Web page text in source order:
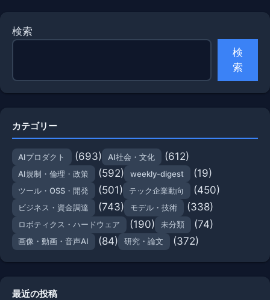
検索
検
索
カテゴリー
AIプロダクト (693) AI社会・文化 (612)
AI規制・倫理・政策 (592) weekly-digest (19)
ツール・OSS・開発 (501) テック企業動向 (450)
ビジネス・資金調達 (743) モデル・技術 (338)
ロボティクス・ハードウェア (190) 未分類 (74)
画像・動画・音声AI (84) 研究・論文 (372)
最近の投稿